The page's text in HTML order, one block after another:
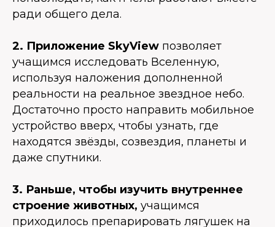
ради общего дела.
2. Приложение SkyView позволяет
учащимся исследовать Вселенную,
используя наложения дополненной
реальности на реальное звездное небо.
Достаточно просто направить мобильное
устройство вверх, чтобы узнать, где
находятся звёзды, созвездия, планеты и
даже спутники.
3. Раньше, чтобы изучить внутреннее
строение животных, учащимся
приходилось препарировать лягушек на